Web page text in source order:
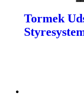
Tormek